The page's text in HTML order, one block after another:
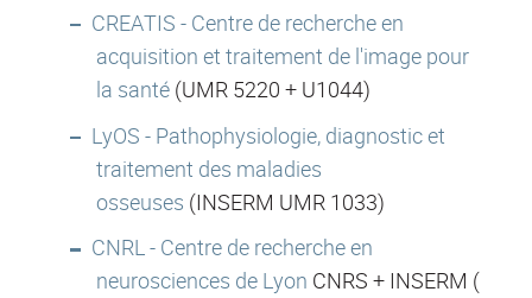
CREATIS - Centre de recherche en
acquisition et traitement de l'image pour
la santé (UMR 5220 + U1044)
LyOS - Pathophysiologie, diagnostic et
traitement des maladies
osseuses (INSERM UMR 1033)
CNRL - Centre de recherche en
neurosciences de Lyon CNRS + INSERM (